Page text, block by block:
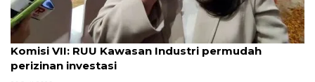
Komisi VII: RUU Kawasan Industri permudah
perizinan investasi